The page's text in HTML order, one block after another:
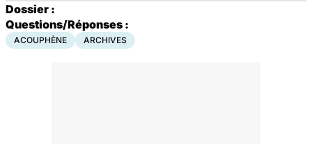
Dossier :
Questions/Réponses :
ACOUPHÈNE ARCHIVES